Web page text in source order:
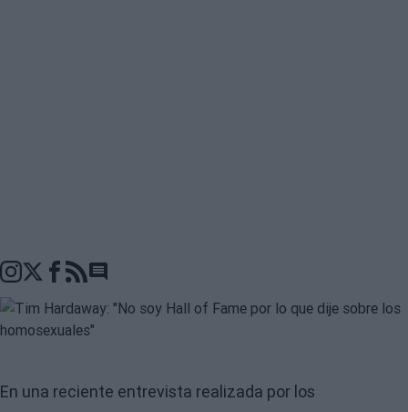
Go to comments seciton
En una reciente entrevista realizada por los